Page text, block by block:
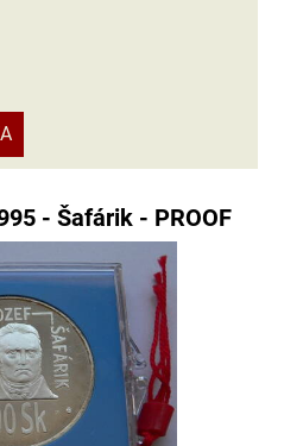
- Šafárik - PROOF